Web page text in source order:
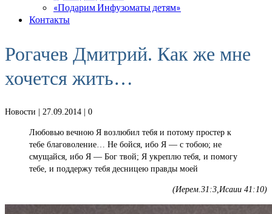
«Подарим Инфузоматы детям»
Контакты
Рогачев Дмитрий. Как же мне
хочется жить…
Новости | 27.09.2014 | 0
Любовью вечною Я возлюбил тебя и потому простер к
тебе благоволение… Не бойся, ибо Я — с тобою; не
смущайся, ибо Я — Бог твой; Я укреплю тебя, и помогу
тебе, и поддержу тебя десницею правды моей
(Иерем.31:3,Исаии 41:10)